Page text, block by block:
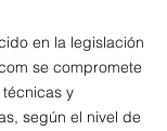
en la legislación
se compromete
y
según el nivel de